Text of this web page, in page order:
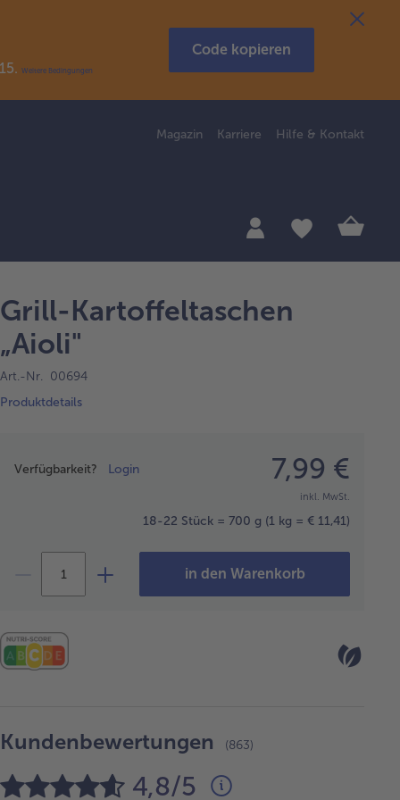
Weitere Bedingungen
Code kopieren
Magazin Karriere Hilfe & Kontakt
Grill-Kartoffeltaschen
„Aioli"
Art.-Nr. 00694
Produktdetails
Verfügbarkeit? Login 7,99 €
inkl. MwSt.
18-22 Stück = 700 g (1 kg = € 11,41)
in den Warenkorb
Kundenbewertungen (863)
4,8/5